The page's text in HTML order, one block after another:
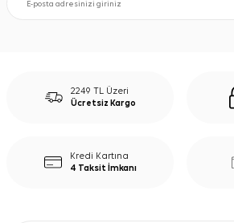
2249 TL Üzeri
Ücretsiz Kargo
Kredi Kartına
4 Taksit İmkanı